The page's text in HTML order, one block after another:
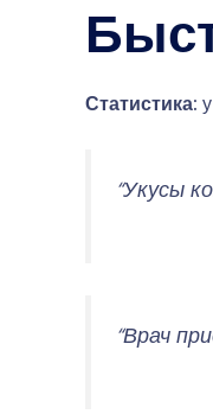
Статистика:
“Укусы
“Врач